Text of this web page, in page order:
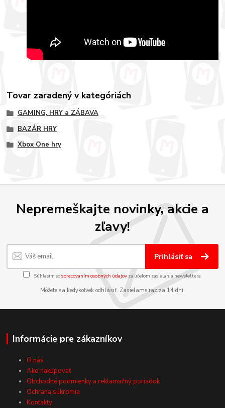
Tovar zaradený v kategóriách
GAMING, HRY a ZÁBAVA
BAZÁR HRY
Xbox One hry
Nepremeškajte novinky, akcie a
zľavy!
Prihlásiť sa
Súhlasím sospracovaním osobných údajov za účelom zasielania newslettera.
Môžete sa kedykoľvek odhlásiť. Zasielame raz za 14 dní.
Informácie pre zákazníkov
O nás
Ako nakupovať
Obchodné podmienky a reklamačný poriadok
Ochrana súkromia
Kontakty